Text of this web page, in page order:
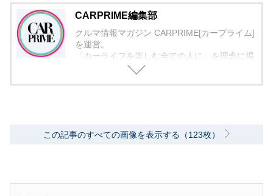
CARPRIME編集部
クルマ情報マガジン CARPRIME[カープライム]
を運営。
「カーライフを楽しむ全ての人に」を理念に掲
げ、編集に取り組んでいます。
この記事のすべての画像を表示する（123枚）